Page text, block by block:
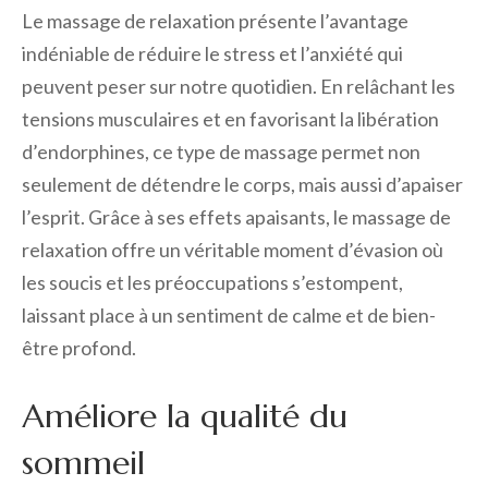
Le massage de relaxation présente l’avantage
indéniable de réduire le stress et l’anxiété qui
peuvent peser sur notre quotidien. En relâchant les
tensions musculaires et en favorisant la libération
d’endorphines, ce type de massage permet non
seulement de détendre le corps, mais aussi d’apaiser
l’esprit. Grâce à ses effets apaisants, le massage de
relaxation offre un véritable moment d’évasion où
les soucis et les préoccupations s’estompent,
laissant place à un sentiment de calme et de bien-
être profond.
Améliore la qualité du
sommeil